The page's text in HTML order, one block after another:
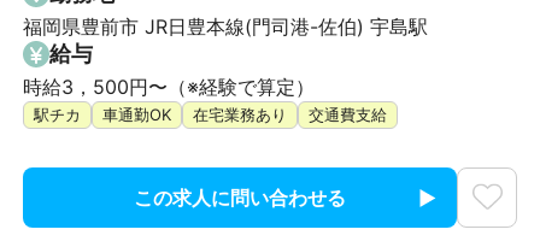
福岡県豊前市 JR日豊本線(門司港-佐伯) 宇島駅
給与
時給3，500円〜（※経験で算定）
駅チカ 車通勤OK 在宅業務あり 交通費支給
この求人に問い合わせる